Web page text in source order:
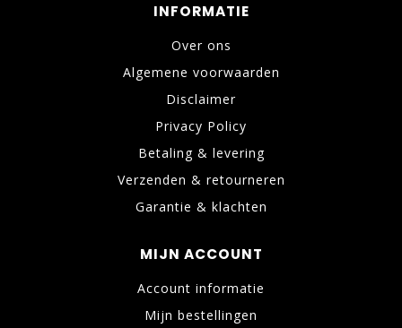
INFORMATIE
Over ons
Algemene voorwaarden
Disclaimer
Privacy Policy
Betaling & levering
Verzenden & retourneren
Garantie & klachten
MIJN ACCOUNT
Account informatie
Mijn bestellingen